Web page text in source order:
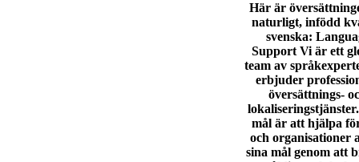
Här är
naturligt, infödd
svenska:
Support Vi är ett
team av
erbjuder
översättnings-
mål är att hjälpa
och organisationer
sina mål genom att